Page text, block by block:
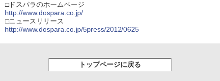
□ドスパラのホームページ
http://www.dospara.co.jp/
□ニュースリリース
http://www.dospara.co.jp/5press/2012/0625
トップページに戻る